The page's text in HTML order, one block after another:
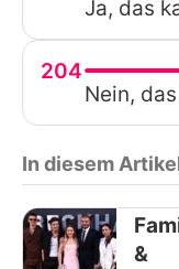
Ja, das
204
Nein,
In diesem
&